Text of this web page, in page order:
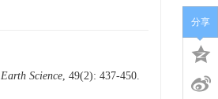
Earth Science, 49(2): 437-450.
分享